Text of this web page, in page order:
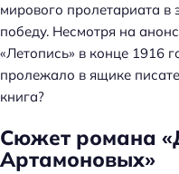
мирового пролетариата
победу. Несмотря на
«Летопись» в конце 1916
пролежало в ящике
книга?
Сюжет романа
Артамоновых»